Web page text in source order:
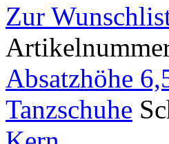
Zur
Absatzhöhe
Tanzschuhe